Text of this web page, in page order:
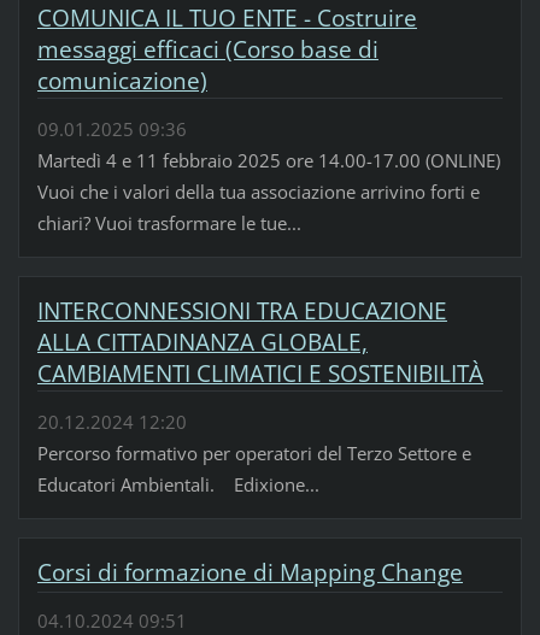
COMUNICA IL TUO ENTE - Costruire
messaggi efficaci (Corso base di
comunicazione)
09.01.2025 09:36
Martedì 4 e 11 febbraio 2025 ore 14.00-17.00 (ONLINE)
Vuoi che i valori della tua associazione arrivino forti e
chiari? Vuoi trasformare le tue...
INTERCONNESSIONI TRA EDUCAZIONE
ALLA CITTADINANZA GLOBALE,
CAMBIAMENTI CLIMATICI E SOSTENIBILITÀ
20.12.2024 12:20
Percorso formativo per operatori del Terzo Settore e
Educatori Ambientali. Edixione...
Corsi di formazione di Mapping Change
04.10.2024 09:51